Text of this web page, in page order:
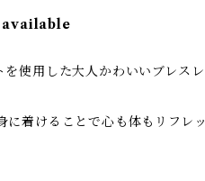
使用した大人かわいいブレスレ
着けることで心も体もリフレッ